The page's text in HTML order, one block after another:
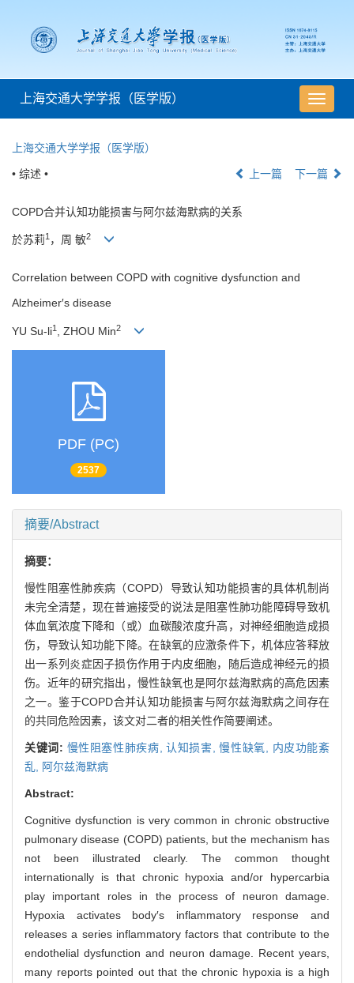
导
航
上海交通大学学报（医学版）
上海交通大学学报（医学版）
• 综述 • 上一篇 下一篇
COPD合并认知功能损害与阿尔兹海默病的关系
於苏莉1 ，周 敏2
Correlation between COPD with cognitive dysfunction and
Alzheimer′s disease
YU Su-li1 , ZHOU Min2
PDF (PC)
2537
摘要/Abstract
摘要：
慢性阻塞性肺疾病（COPD）导致认知功能损害的具体机制尚
未完全清楚，现在普遍接受的说法是阻塞性肺功能障碍导致机
体血氧浓度下降和（或）血碳酸浓度升高，对神经细胞造成损
伤，导致认知功能下降。在缺氧的应激条件下，机体应答释放
出一系列炎症因子损伤作用于内皮细胞，随后造成神经元的损
伤。近年的研究指出，慢性缺氧也是阿尔兹海默病的高危因素
之一。鉴于COPD合并认知功能损害与阿尔兹海默病之间存在
的共同危险因素，该文对二者的相关性作简要阐述。
关键词: 慢性阻塞性肺疾病,认知损害,慢性缺氧, 内皮功能紊
乱,
阿尔兹海默病
Abstract:
Cognitive dysfunction is very common in chronic obstructive
pulmonary disease (COPD) patients, but the mechanism has
not been illustrated clearly. The common thought
internationally is that chronic hypoxia and/or hypercarbia
play important roles in the process of neuron damage.
Hypoxia activates body′s inflammatory response and
releases a series inflammatory factors that contribute to the
endothelial dysfunction and neuron damage. Recent years,
many reports pointed out that the chronic hypoxia is a high